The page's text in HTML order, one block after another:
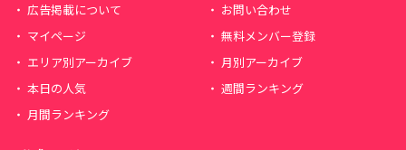
広告掲載について
お問い合わせ
マイページ
無料メンバー登録
エリア別アーカイブ
月別アーカイブ
本日の人気
週間ランキング
月間ランキング